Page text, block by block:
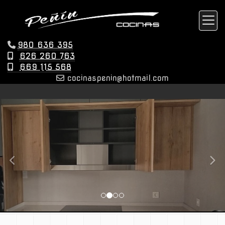
980 636 395
626 260 763
669 115 568
cocinaspenin
hotmail.com
prev